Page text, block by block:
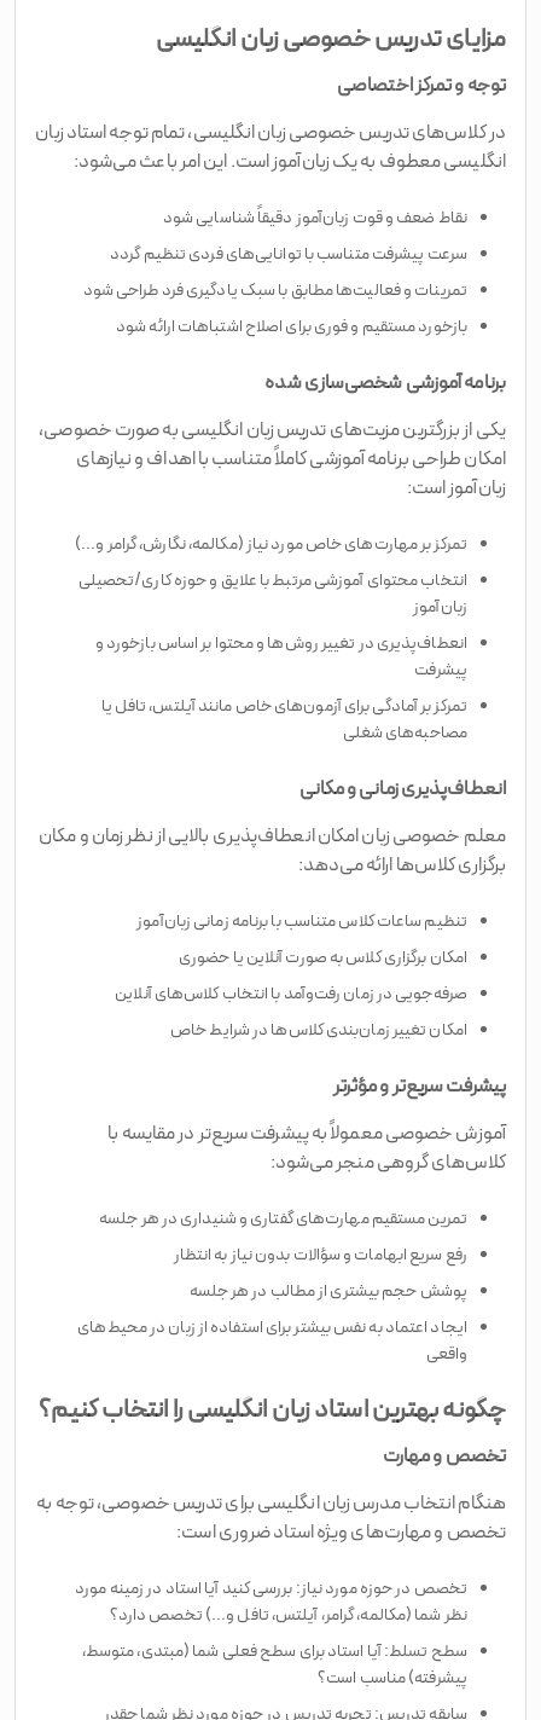
مزایای تدریس خصوصی زبان انگلیسی
توجه و تمرکز اختصاصی
در کلاس‌های تدریس خصوصی زبان انگلیسی، تمام توجه استاد زبان
انگلیسی معطوف به یک زبان‌آموز است. این امر باعث می‌شود:
نقاط ضعف و قوت زبان‌آموز دقیقاً شناسایی شود
سرعت پیشرفت متناسب با توانایی‌های فردی تنظیم گردد
تمرینات و فعالیت‌ها مطابق با سبک یادگیری فرد طراحی شود
بازخورد مستقیم و فوری برای اصلاح اشتباهات ارائه شود
برنامه آموزشی شخصی‌سازی شده
یکی از بزرگترین مزیت‌های تدریس زبان انگلیسی به صورت خصوصی،
امکان طراحی برنامه آموزشی کاملاً متناسب با اهداف و نیازهای
زبان‌آموز است:
تمرکز بر مهارت‌های خاص مورد نیاز (مکالمه، نگارش، گرامر و...)
انتخاب محتوای آموزشی مرتبط با علایق و حوزه کاری/تحصیلی
زبان‌آموز
انعطاف‌پذیری در تغییر روش‌ها و محتوا بر اساس بازخورد و
پیشرفت
تمرکز بر آمادگی برای آزمون‌های خاص مانند آیلتس، تافل یا
مصاحبه‌های شغلی
انعطاف‌پذیری زمانی و مکانی
معلم خصوصی زبان امکان انعطاف‌پذیری بالایی از نظر زمان و مکان
برگزاری کلاس‌ها ارائه می‌دهد:
تنظیم ساعات کلاس متناسب با برنامه زمانی زبان‌آموز
امکان برگزاری کلاس به صورت آنلاین یا حضوری
صرفه‌جویی در زمان رفت‌وآمد با انتخاب کلاس‌های آنلاین
امکان تغییر زمان‌بندی کلاس‌ها در شرایط خاص
پیشرفت سریع‌تر و مؤثرتر
آموزش خصوصی معمولاً به پیشرفت سریع‌تر در مقایسه با
کلاس‌های گروهی منجر می‌شود:
تمرین مستقیم مهارت‌های گفتاری و شنیداری در هر جلسه
رفع سریع ابهامات و سؤالات بدون نیاز به انتظار
پوشش حجم بیشتری از مطالب در هر جلسه
ایجاد اعتماد به نفس بیشتر برای استفاده از زبان در محیط‌های
واقعی
چگونه بهترین استاد زبان انگلیسی را انتخاب کنیم؟
تخصص و مهارت
هنگام انتخاب مدرس زبان انگلیسی برای تدریس خصوصی، توجه به
تخصص و مهارت‌های ویژه استاد ضروری است:
تخصص در حوزه مورد نیاز: بررسی کنید آیا استاد در زمینه مورد
نظر شما (مکالمه، گرامر، آیلتس، تافل و...) تخصص دارد؟
سطح تسلط: آیا استاد برای سطح فعلی شما (مبتدی، متوسط،
پیشرفته) مناسب است؟
سابقه تدریس: تجربه تدریس در حوزه مورد نظر شما چقدر